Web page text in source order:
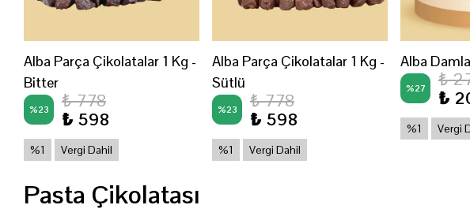
Alba Parça Çikolatalar 1 Kg -
Bitter
%23
₺ 778
₺ 598
%1 Vergi Dahil
Alba Parça Çikolatalar 1 Kg -
Sütlü
%23
₺ 778
₺ 598
%1 Vergi Dahil
Alba
%27
₺
₺
%1 Vergi
Pasta Çikolatası